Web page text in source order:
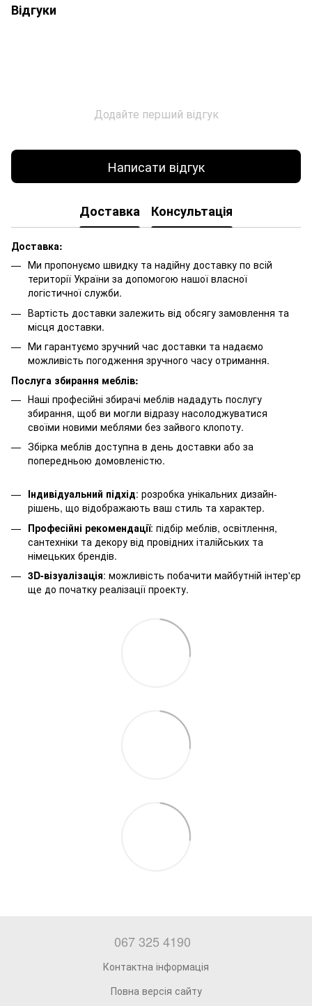
Відгуки
Додайте перший відгук
Написати відгук
Доставка Консультація
Доставка:
Ми пропонуємо швидку та надійну доставку по всій
території України за допомогою нашої власної
логістичної служби.
Вартість доставки залежить від обсягу замовлення та
місця доставки.
Ми гарантуємо зручний час доставки та надаємо
можливість погодження зручного часу отримання.
Послуга збирання меблів:
Наші професійні збирачі меблів нададуть послугу
збирання, щоб ви могли відразу насолоджуватися
своїми новими меблями без зайвого клопоту.
Збірка меблів доступна в день доставки або за
попередньою домовленістю.
Індивідуальний підхід: розробка унікальних дизайн-
рішень, що відображають ваш стиль та характер.
Професійні рекомендації: підбір меблів, освітлення,
сантехніки та декору від провідних італійських та
німецьких брендів.
3D-візуалізація: можливість побачити майбутній інтер'єр
ще до початку реалізації проекту.
067 325 4190
Контактна інформація
Повна версія сайту